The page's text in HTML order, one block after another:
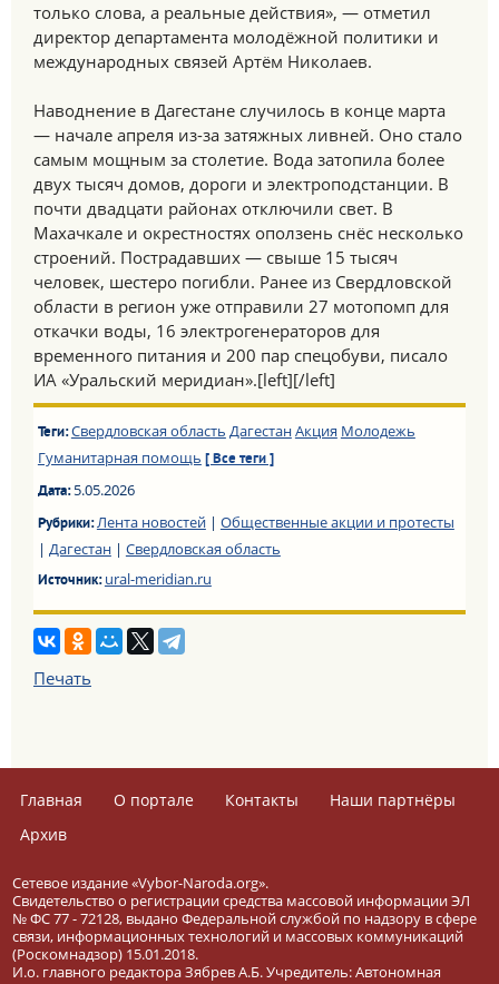
только слова, а реальные действия», — отметил
директор департамента молодёжной политики и
международных связей Артём Николаев.
Наводнение в Дагестане случилось в конце марта
— начале апреля из-за затяжных ливней. Оно стало
самым мощным за столетие. Вода затопила более
двух тысяч домов, дороги и электроподстанции. В
почти двадцати районах отключили свет. В
Махачкале и окрестностях оползень снёс несколько
строений. Пострадавших — свыше 15 тысяч
человек, шестеро погибли. Ранее из Свердловской
области в регион уже отправили 27 мотопомп для
откачки воды, 16 электрогенераторов для
временного питания и 200 пар спецобуви, писало
ИА «Уральский меридиан».[left][/left]
Теги:Свердловская область ДагестанАкция Молодежь
Гуманитарная помощь [ Все теги ]
Дата:5.05.2026
Рубрики:Лента новостей| Общественные акции и протесты
| Дагестан| Свердловская область
Источник:ural-meridian.ru
Печать
Главная О портале Контакты
Наши партнёры
Архив
Сетевое издание «Vybor-Naroda.org».
Свидетельство о регистрации средства массовой информации ЭЛ
№ ФС 77 - 72128, выдано Федеральной службой по надзору в сфере
связи, информационных технологий и массовых коммуникаций
(Роскомнадзор) 15.01.2018.
И.о. главного редактора Зябрев А.Б. Учредитель: Автономная